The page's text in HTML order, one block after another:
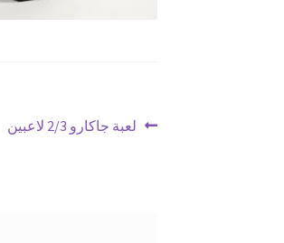
تصفّح
Previous
لعبة جاكارو 2/3 لاعبين